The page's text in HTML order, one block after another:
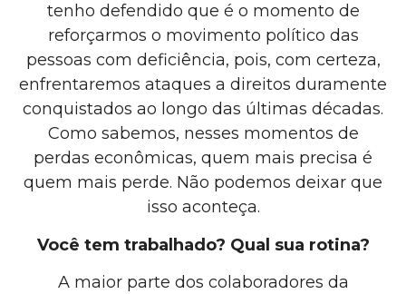
tenho defendido que é o momento de
reforçarmos o movimento político das
pessoas com deficiência, pois, com certeza,
enfrentaremos ataques a direitos duramente
conquistados ao longo das últimas décadas.
Como sabemos, nesses momentos de
perdas econômicas, quem mais precisa é
quem mais perde. Não podemos deixar que
isso aconteça.
Você tem trabalhado? Qual sua rotina?
A maior parte dos colaboradores da